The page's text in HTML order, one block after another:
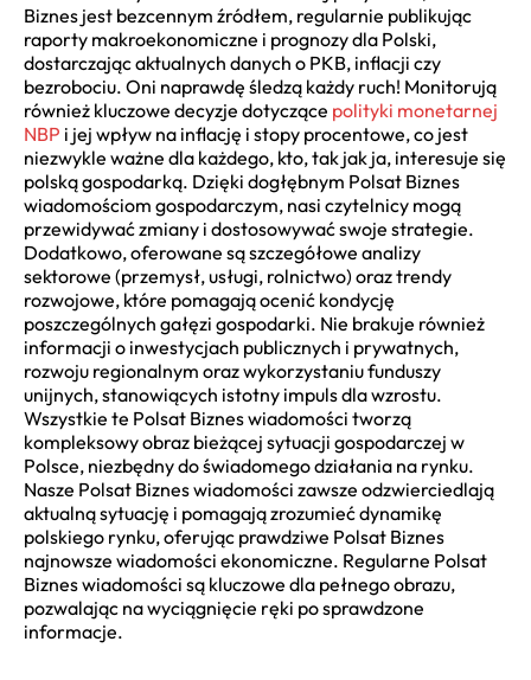
Biznes jest bezcennym źródłem, regularnie publikując
raporty makroekonomiczne i prognozy dla Polski,
dostarczając aktualnych danych o PKB, inflacji czy
bezrobociu. Oni naprawdę śledzą każdy ruch! Monitorują
również kluczowe decyzje dotyczące polityki monetarnej
NBP i jej wpływ na inflację i stopy procentowe, co jest
niezwykle ważne dla każdego, kto, tak jak ja, interesuje się
polską gospodarką. Dzięki dogłębnym Polsat Biznes
wiadomościom gospodarczym, nasi czytelnicy mogą
przewidywać zmiany i dostosowywać swoje strategie.
Dodatkowo, oferowane są szczegółowe analizy
sektorowe (przemysł, usługi, rolnictwo) oraz trendy
rozwojowe, które pomagają ocenić kondycję
poszczególnych gałęzi gospodarki. Nie brakuje również
informacji o inwestycjach publicznych i prywatnych,
rozwoju regionalnym oraz wykorzystaniu funduszy
unijnych, stanowiących istotny impuls dla wzrostu.
Wszystkie te Polsat Biznes wiadomości tworzą
kompleksowy obraz bieżącej sytuacji gospodarczej w
Polsce, niezbędny do świadomego działania na rynku.
Nasze Polsat Biznes wiadomości zawsze odzwierciedlają
aktualną sytuację i pomagają zrozumieć dynamikę
polskiego rynku, oferując prawdziwe Polsat Biznes
najnowsze wiadomości ekonomiczne. Regularne Polsat
Biznes wiadomości są kluczowe dla pełnego obrazu,
pozwalając na wyciągnięcie ręki po sprawdzone
informacje.